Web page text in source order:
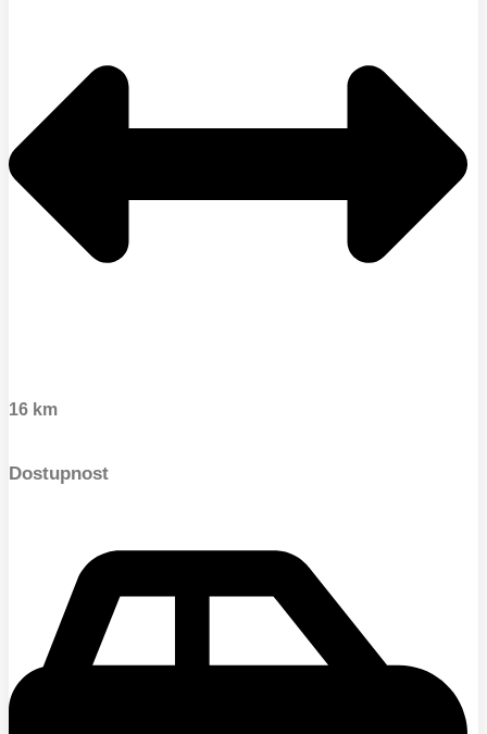
16 km
Dostupnost